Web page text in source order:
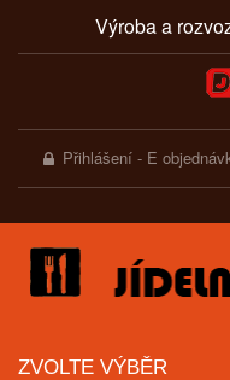
Výroba a
Přihlášení - E
ZVOLTE VÝBĚR